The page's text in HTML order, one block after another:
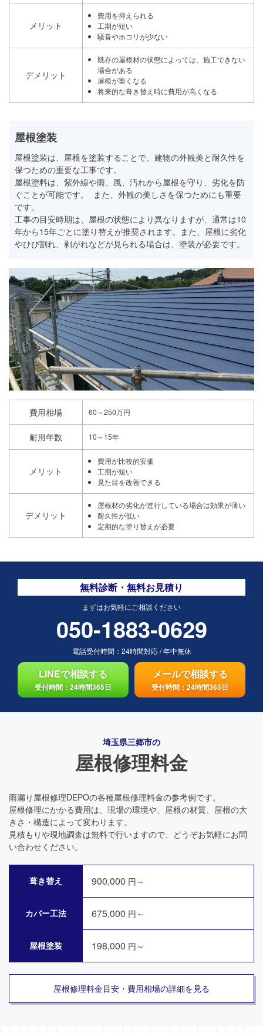
メリット
費用を抑えられる
工期が短い
騒音やホコリが少ない
デメリット
既存の屋根材の状態によっては、施工できない
場合がある
屋根が重くなる
将来的な葺き替え時に費用が高くなる
屋根塗装
屋根塗装は、屋根を塗装することで、建物の外観美と耐久性を
保つための重要な工事です。
屋根塗料は、紫外線や雨、風、汚れから屋根を守り、劣化を防
ぐことが可能です。 また、外観の美しさを保つためにも重要
です。
工事の目安時期は、屋根の状態により異なりますが、通常は10
年から15年ごとに塗り替えが推奨されます。また、屋根に劣化
やひび割れ、剥がれなどが見られる場合は、塗装が必要です。
費用相場 60～250万円
耐用年数 10～15年
メリット
費用が比較的安価
工期が短い
見た目を改善できる
デメリット
屋根材の劣化が進行している場合は効果が薄い
耐久性が低い
定期的な塗り替えが必要
無料診断・無料お見積り
まずはお気軽にご相談ください
050-1883-0629
電話受付時間： 24時間対応/年中無休
LINEで相談する
受付時間：24時間365日
メールで相談する
受付時間：24時間365日
埼玉県三郷市の
屋根修理料金
雨漏り屋根修理DEPOの各種屋根修理料金の参考例です。
屋根修理にかかる費用は、現場の環境や、屋根の材質、屋根の大
きさ・構造によって変わります。
見積もりや現地調査は無料で行いますので、どうぞお気軽にお問
い合わせください。
葺き替え 900,000 円～
カバー工法 675,000 円～
屋根塗装 198,000 円～
屋根修理料金目安・費用相場の詳細を見る